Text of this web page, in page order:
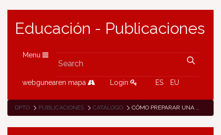
Educación - Publicaciones
Menu
webgunearen mapa Login ES EU
DPTO PUBLICACIONES CATÁLOGO CÓMO PREPARAR UNA EXPOSICIÓN ORAL EN TODAS LAS ÁREAS DE SECUNDARIA